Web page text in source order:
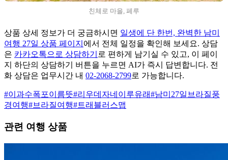
친체로 마을, 페루
상품 상세 정보가 더 궁금하시면 일생에 단 한번, 완벽한 남미
여행 27일 상품 페이지 에서 전체 일정을 확인해 보세요. 상담
은 카카오톡으로 상담하기 로 편하게 남기실 수 있고, 이 페이
지 하단의 상담하기 버튼을 누르면 AI가 즉시 답변합니다. 전
화 상담은 업무시간 내 02-2068-2799로 가능합니다.
#이과수폭포이름뜻#리우데자네이루유래#남미27일브라질풍
경여행#브라질여행#트래블러스맵
관련 여행 상품